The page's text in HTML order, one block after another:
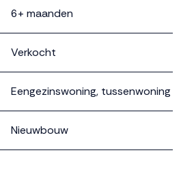
zich 2 slaapkamers en
toilet en wastafel. Ook de
en droger vind je hier.
brengt je naar de vliering
voor opslag van bijvoorbeeld
of wat extra dozen.
6+ maanden
Verkocht
Eengezinswoning, tussenwoning
Nieuwbouw